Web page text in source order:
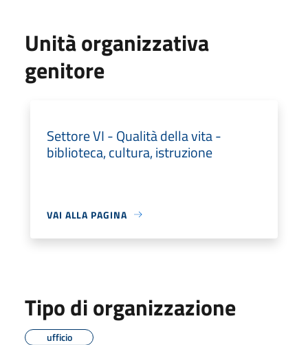
Unità organizzativa
genitore
Settore VI - Qualità della vita -
biblioteca, cultura, istruzione
VAI ALLA PAGINA
Tipo di organizzazione
ufficio